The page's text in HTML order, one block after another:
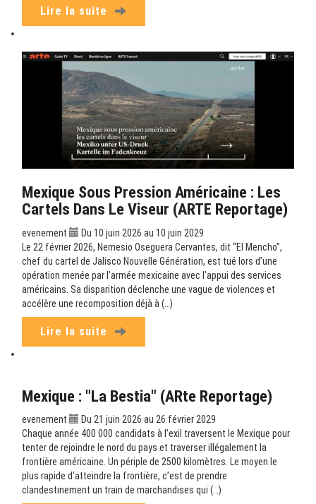
Lire la suite
Mexique Sous Pression Américaine : Les
Cartels Dans Le Viseur (ARTE Reportage)
evenement
Du 10 juin 2026 au 10 juin 2029
Le 22 février 2026, Nemesio Oseguera Cervantes, dit “El Mencho”,
chef du cartel de Jalisco Nouvelle Génération, est tué lors d’une
opération menée par l’armée mexicaine avec l’appui des services
américains. Sa disparition déclenche une vague de violences et
accélère une recomposition déjà à (…)
Lire la suite
Mexique : "La Bestia" (ARte Reportage)
evenement
Du 21 juin 2026 au 26 février 2029
Chaque année 400 000 candidats à l’exil traversent le Mexique pour
tenter de rejoindre le nord du pays et traverser illégalement la
frontière américaine. Un périple de 2500 kilomètres. Le moyen le
plus rapide d’atteindre la frontière, c’est de prendre
clandestinement un train de marchandises qui (…)